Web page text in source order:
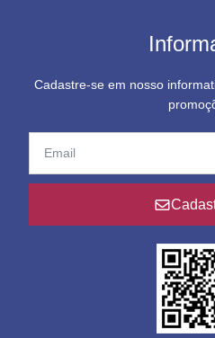
Cadastre-se em nosso